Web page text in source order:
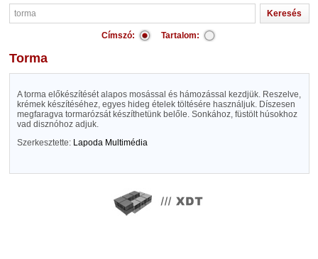
Címszó: Tartalom:
torma
A torma előkészítését alapos mosással és hámozással kezdjük. Reszelve,
krémek készítéséhez, egyes hideg ételek töltésére használjuk. Díszesen
megfaragva tormarózsát készíthetünk belőle. Sonkához, füstölt húsokhoz
vad disznóhoz adjuk.
Szerkesztette: Lapoda Multimédia